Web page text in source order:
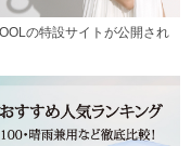
の特設サイトが公開され